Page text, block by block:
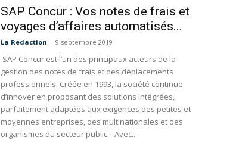
SAP Concur : Vos notes de frais et
voyages d’affaires automatisés...
La Redaction - 9 septembre 2019
SAP Concur est l’un des principaux acteurs de la
gestion des notes de frais et des déplacements
professionnels. Créée en 1993, la société continue
d’innover en proposant des solutions intégrées,
parfaitement adaptées aux exigences des petites et
moyennes entreprises, des multinationales et des
organismes du secteur public. Avec...